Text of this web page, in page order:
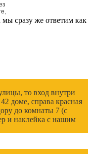
сразу же ответим как
то вход внутри
доме, справа красная
до комнаты 7 (с
и наклейка с нашим